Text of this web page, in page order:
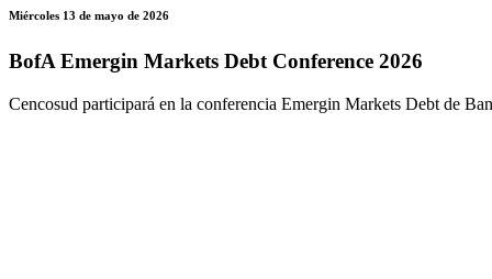
Miércoles 13 de mayo de 2026
BofA Emergin Markets Debt Conference 2026
Cencosud participará en la conferencia Emergin Markets Debt de